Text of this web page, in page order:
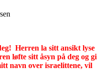
Herren la sitt ansikt lyse
løfte sitt åsyn på deg og gi
navn over israelittene, vil